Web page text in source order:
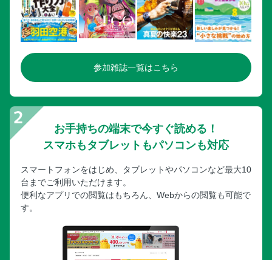
参加雑誌一覧はこちら
お手持ちの端末で今すぐ読める！
スマホもタブレットもパソコンも対応
スマートフォンをはじめ、タブレットやパソコンなど最大10
台までご利用いただけます。
便利なアプリでの閲覧はもちろん、Webからの閲覧も可能で
す。